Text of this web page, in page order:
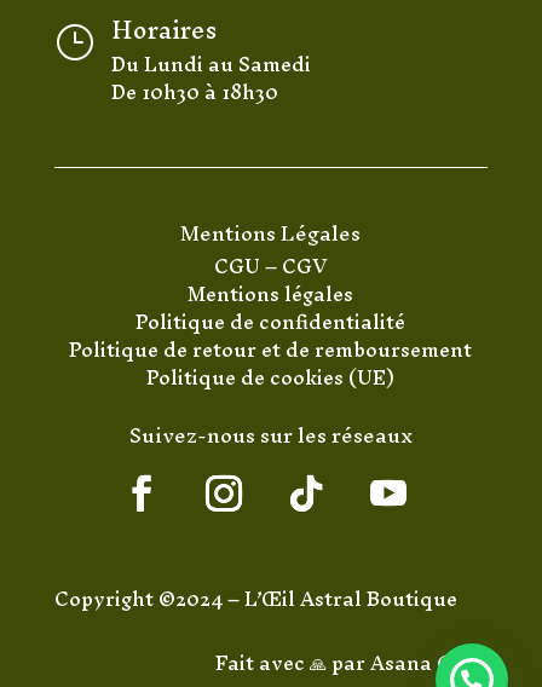
} Horaires
Du Lundi au Samedi
De 10h30 à 18h30
Mentions Légales
CGU–CGV
Mentions légales
Politique de confidentialité
Politique de retour et de remboursement
Politique de cookies (UE)
Suivez-nous sur les réseaux
Copyright ©2024 – L’Œil Astral Boutique
Fait avec 🙏 parAsana Code